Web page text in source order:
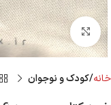
Click to enlarge
خانه کودک و نوجوان